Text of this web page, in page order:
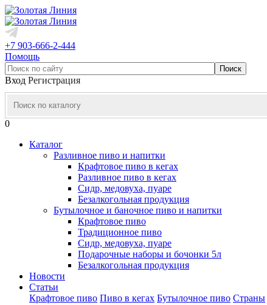
+7 903-666-2-444
Помощь
Вход Регистрация
0
Каталог
Разливное пиво и напитки
Крафтовое пиво в кегах
Разливное пиво в кегах
Сидр, медовуха, пуаре
Безалкогольная продукция
Бутылочное и баночное пиво и напитки
Крафтовое пиво
Традиционное пиво
Сидр, медовуха, пуаре
Подарочные наборы и бочонки 5л
Безалкогольная продукция
Новости
Статьи
Крафтовое пиво Пиво в кегах Бутылочное пиво Страны